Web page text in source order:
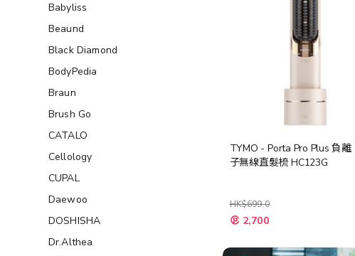
TYMO - Porta Pro Plus 負離
子無線直髮梳 HC123G
HK$699.0
特
殊
格
2,700
Babyliss
Beaund
Black Diamond
BodyPedia
Braun
Brush Go
CATALO
Cellology
CUPAL
Daewoo
DOSHISHA
Dr.Althea